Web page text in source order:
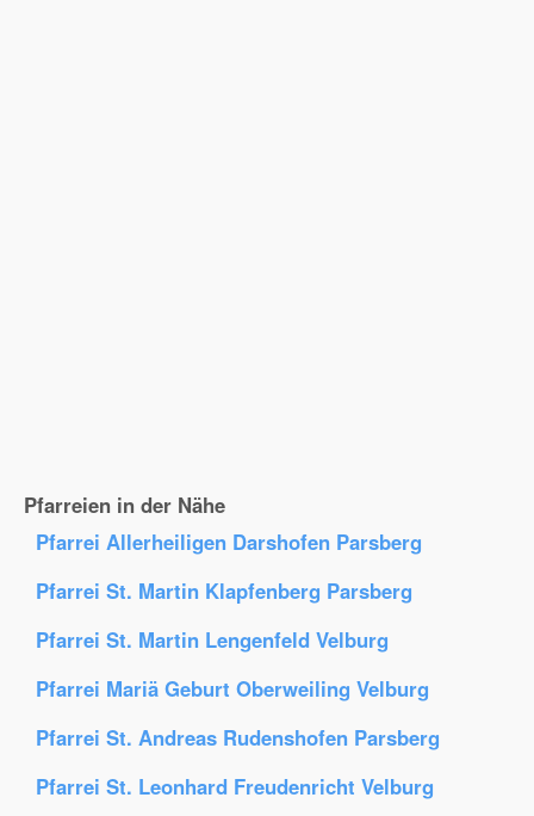
Pfarreien in der Nähe
Pfarrei Allerheiligen Darshofen Parsberg
Pfarrei St. Martin Klapfenberg Parsberg
Pfarrei St. Martin Lengenfeld Velburg
Pfarrei Mariä Geburt Oberweiling Velburg
Pfarrei St. Andreas Rudenshofen Parsberg
Pfarrei St. Leonhard Freudenricht Velburg